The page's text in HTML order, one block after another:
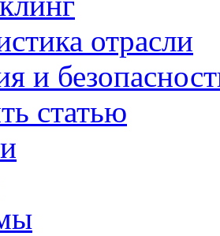
отрасли
и
статью